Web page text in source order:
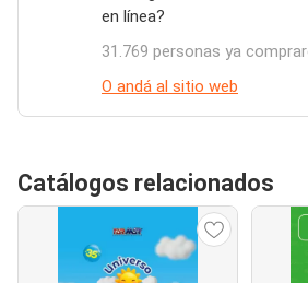
en línea?
31.769 personas ya
O andá al sitio web
Catálogos relacionados